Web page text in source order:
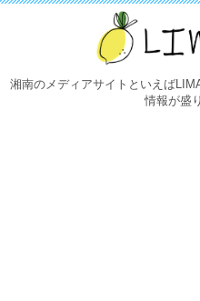
湘南のメディアサイトといえば
情報が盛